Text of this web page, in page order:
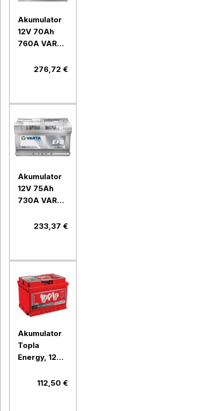
Akumulator
12V 70Ah
760A VARTA
AGM A7
276,72 €
Akumulator
12V 75Ah
730A VARTA
EFB E46
233,37 €
Akumulator
Topla
Energy, 12V,
D+, 108054
112,50 €